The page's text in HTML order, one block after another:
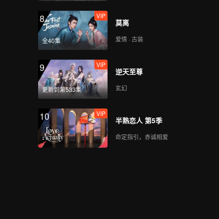
8
全40集
VIP
莫离
爱情 · 古装
9
更新到第533集
VIP
逆天至尊
玄幻
10 VIP
半熟恋人 第5季
命定指引，赤诚相爱